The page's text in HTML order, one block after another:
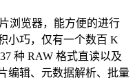
浏览器，能方便的进行
小巧，仅有一个数百 K
种 RAW 格式直读以及
编辑、元数据解析、批量